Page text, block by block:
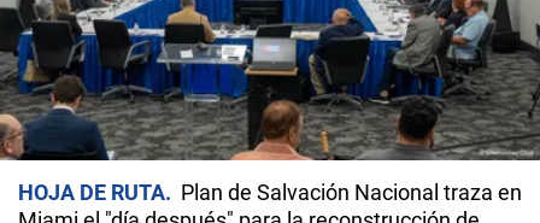
HOJA DE RUTA
Plan de Salvación Nacional traza en